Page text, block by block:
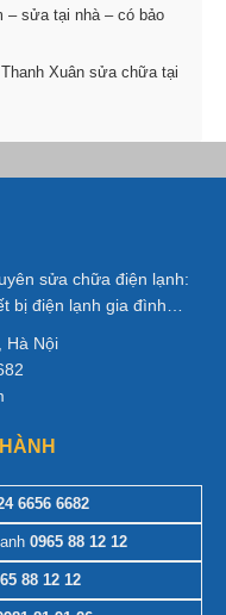
– sửa tại nhà – có bảo
Xuân sửa chữa tại
sửa chữa điện lạnh:
bị điện lạnh gia đình…
Hà Nội
6656 6682
0965 88 12 12
88 12 12